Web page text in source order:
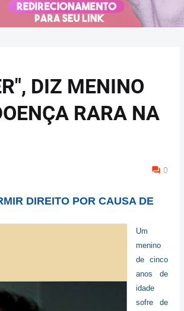
DIZ MENINO
RARA NA
0
DIREITO POR CAUSA DE
Um
menino
de cinco
anos de
idade
sofre de